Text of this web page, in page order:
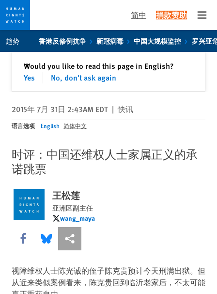
Skip
to
privacy
Skip
to
content
简中 捐款赞助
趋势 香港反修例抗争 新冠病毒 中国大规模监控 罗兴亚
Would you like to read this page in English?
Yes
No, don't ask again
✕关闭
2015年 7月 31日 2:43AM EDT | 快讯
语言选项 English 简体中文
时评：中国还维权人士家属正义的承
诺跳票
王松莲
亚洲区副主任
wang_maya
wang_maya
Share this via Facebook
Share this via Bluesky
More sharing options
视障维权人士陈光诚的侄子陈克贵预计今天刑满出狱。但
从近来类似案例看来，陈克贵回到临沂老家后，不太可能